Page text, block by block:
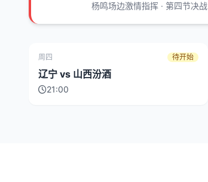
杨鸣场边激情指挥 · 第四节决战
周四 待开始
辽宁 vs 山西汾酒
21:00